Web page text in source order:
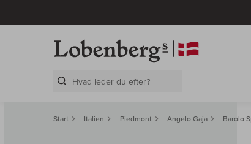
Start Italien Piedmont Angelo Gaja Barolo